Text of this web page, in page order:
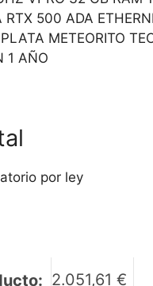
500 ADA
METEORITO
1 AÑO
por ley
2.051,61 €